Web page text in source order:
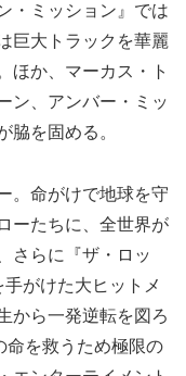
・ミッション』では
巨大トラックを華麗
ほか、マーカス・ト
ン、アンバー・ミッ
脇を固める。
。命がけで地球を守
ーたちに、全世界が
さらに『ザ・ロッ
がけた大ヒットメ
から一発逆転を図ろ
命を救うため極限の